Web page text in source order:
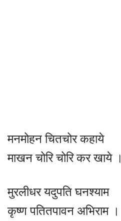
मनमोहन चितचोर कहाये
माखन चोरि चोरि कर खाये ।
मुरलीधर यदुपति घनश्याम
कृष्ण पतितपावन अभिराम ।